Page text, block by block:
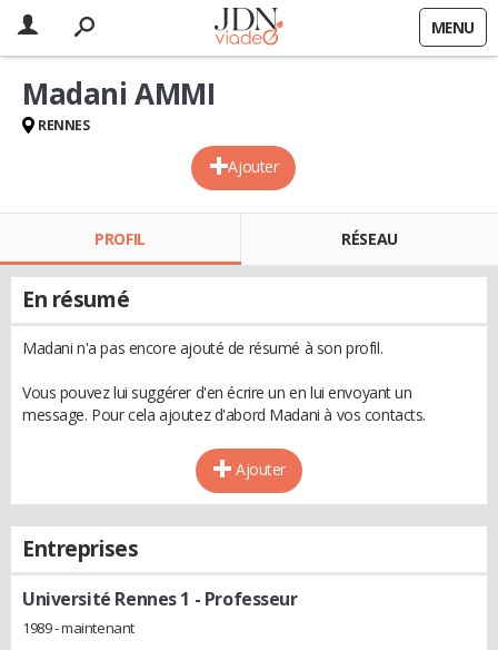
MENU
Ajouter
Madani AMMI
RENNES
PROFIL RÉSEAU
En résumé
Madani n'a pas encore ajouté de résumé à son profil.
Vous pouvez lui suggérer d'en écrire un en lui envoyant un
message. Pour cela ajoutez d'abord Madani à vos contacts.
Ajouter
Entreprises
Université Rennes 1 - Professeur
1989 - maintenant